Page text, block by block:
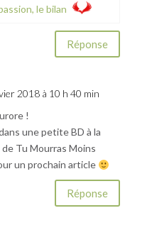
le bilan
Réponse
2018 à 10 h 40 min
!
une petite BD à la
Tu Mourras Moins
un prochain article
Réponse